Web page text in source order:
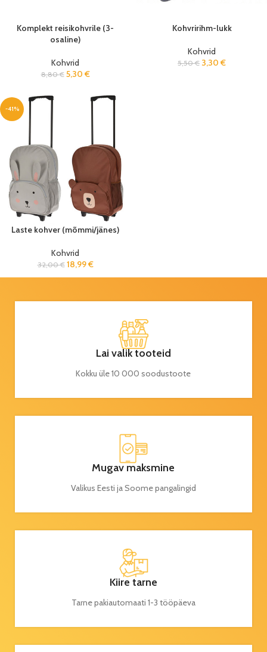
Komplekt reisikohvrile (3-
osaline)
Kohvrid
8,80€ 5,30 €
Kohvririhm-lukk
Kohvrid
5,50€ 3,30 €
-41%
Laste kohver (mõmmi/jänes)
Kohvrid
32,00€ 18,99€
Lai valik tooteid
Kokku üle 10 000 soodustoote
Mugav maksmine
Valikus Eesti ja Soome pangalingid
Kiire tarne
Tarne pakiautomaati 1-3 tööpäeva